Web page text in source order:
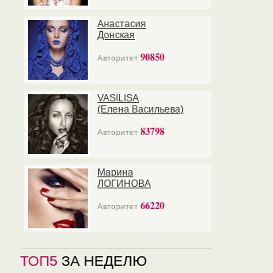
Анастасия
Донская
Авторитет 90850
VASILISA
(Елена Васильева)
Авторитет 83798
Марина
ЛОГИНОВА
Авторитет 66220
ТОП5 ЗА НЕДЕЛЮ